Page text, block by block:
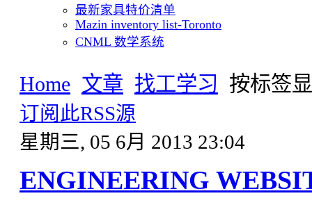
最新家具特价清单
Mazin inventory list-Toronto
CNML 数学系统
Home 文章 找工学习 按标签
订阅此RSS源
星期三, 05 6月 2013 23:04
ENGINEERING